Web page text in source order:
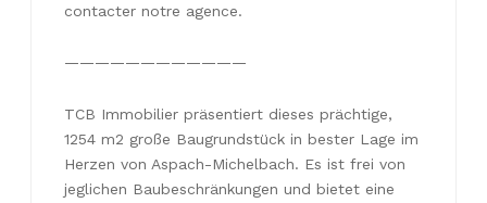
contacter notre agence.
————————————
TCB Immobilier präsentiert dieses prächtige,
1254 m2 große Baugrundstück in bester Lage im
Herzen von Aspach-Michelbach. Es ist frei von
jeglichen Baubeschränkungen und bietet eine